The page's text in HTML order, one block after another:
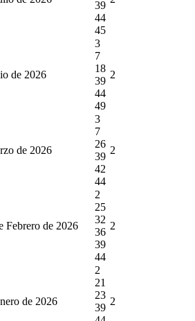
39
44
45
de 2026
3
7
18
39
44
49
2
de 2026
3
7
26
39
42
44
2
Febrero de 2026
2
25
32
36
39
44
2
de 2026
2
21
23
39
2